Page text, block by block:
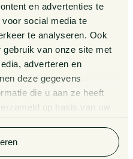
en advertenties te
social media te
te analyseren. Ook
van onze site met
adverteren en
deze gegevens
die u aan ze heeft
op basis van uw
hierde volledige
bij Van Doorne